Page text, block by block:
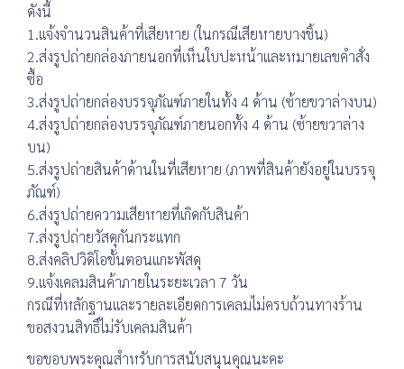
ดังนี้
1.แจ้งจำนวนสินค้าที่เสียหาย (ในกรณีเสียหายบางชิ้น)
2.ส่งรูปถ่ายกล่องภายนอกที่เห็นใบปะหน้าและหมายเลขคำสั่ง
ซื้อ
3.ส่งรูปถ่ายกล่องบรรจุภัณฑ์ภายในทั้ง 4 ด้าน (ซ้ายขวาล่างบน)
4.ส่งรูปถ่ายกล่องบรรจุภัณฑ์ภายนอกทั้ง 4 ด้าน (ซ้ายขวาล่าง
บน)
5.ส่งรูปถ่ายสินค้าด้านในที่เสียหาย (ภาพที่สินค้ายังอยู่ในบรรจุ
ภัณฑ์)
6.ส่งรูปถ่ายความเสียหายที่เกิดกับสินค้า
7.ส่งรูปถ่ายวัสดุกันกระแทก
8.ส่งคลิปวิดิโอขั้นตอนแกะพัสดุ
9.แจ้งเคลมสินค้าภายในระยะเวลา 7 วัน
กรณีที่หลักฐานและรายละเอียดการเคลมไม่ครบถ้วนทางร้าน
ขอสงวนสิทธิ์ไม่รับเคลมสินค้า
ขอขอบพระคุณสำหรับการสนับสนุนคุณนะคะ